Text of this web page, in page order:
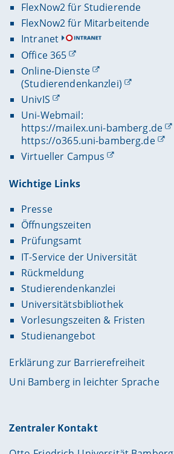
FlexNow2 für Studierende
FlexNow2 für Mitarbeitende
Intranet
Office 365
Online-Dienste
(Studierendenkanzlei)
UnivIS
Uni-Webmail:
https://mailex.uni-bamberg.de
https://o365.uni-bamberg.de
Virtueller Campus
Wichtige Links
Presse
Öffnungszeiten
Prüfungsamt
IT-Service der Universität
Rückmeldung
Studierendenkanzlei
Universitätsbibliothek
Vorlesungszeiten & Fristen
Studienangebot
Erklärung zur Barrierefreiheit
Uni Bamberg in leichter Sprache
Zentraler Kontakt